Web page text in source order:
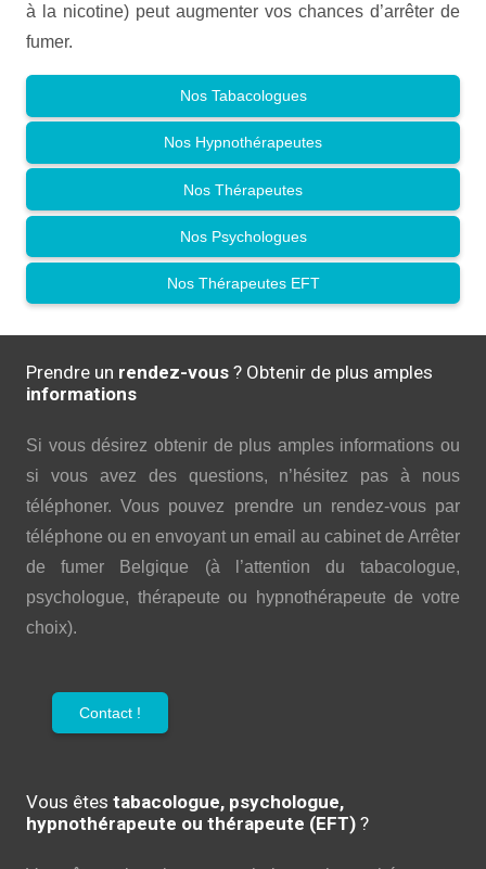
à la nicotine) peut augmenter vos chances d’arrêter de
fumer.
Nos Tabacologues
Nos Hypnothérapeutes
Nos Thérapeutes
Nos Psychologues
Nos Thérapeutes EFT
Prendre un rendez-vous ? Obtenir de plus amples
informations
Si vous désirez obtenir de plus amples informations ou
si vous avez des questions, n’hésitez pas à nous
téléphoner. Vous pouvez prendre un rendez-vous par
téléphone ou en envoyant un email au cabinet de Arrêter
de fumer Belgique (à l’attention du tabacologue,
psychologue, thérapeute ou hypnothérapeute de votre
choix).
Contact !
Vous êtes tabacologue, psychologue,
hypnothérapeute ou thérapeute (EFT) ?